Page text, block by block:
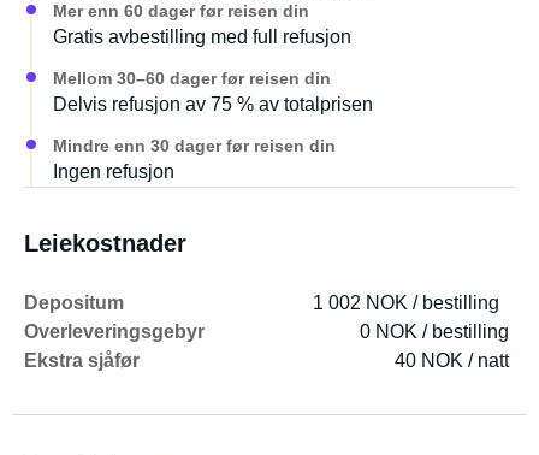
Mer enn 60 dager før reisen din
Gratis avbestilling med full refusjon
Mellom 30–60 dager før reisen din
Delvis refusjon av 75 % av totalprisen
Mindre enn 30 dager før reisen din
Ingen refusjon
Leiekostnader
Depositum
1 002 NOK / bestilling
Overleveringsgebyr
0 NOK / bestilling
Ekstra sjåfør
40 NOK / natt